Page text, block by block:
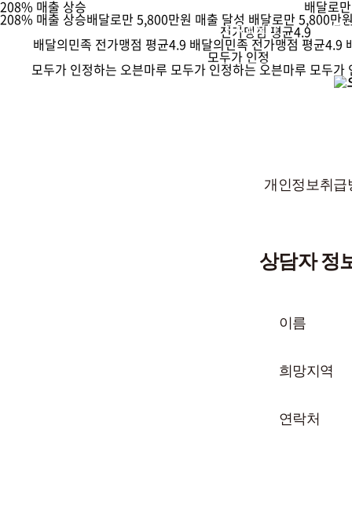
BRAND
208% 매출 상승
208% 매출 상승
배달로만
배달로만5,800만원 매출 달성 배달로만5,800만
전가맹점 평균4.9
배달의민족 전가맹점 평균4.9 배달의민족전가맹점 평균4.9
모두가 인정
모두가 인정하는 오븐마루 모두가 인정하는오븐마루 모두가
개인정보취급
상담자 정
이름
희망지역
연락처